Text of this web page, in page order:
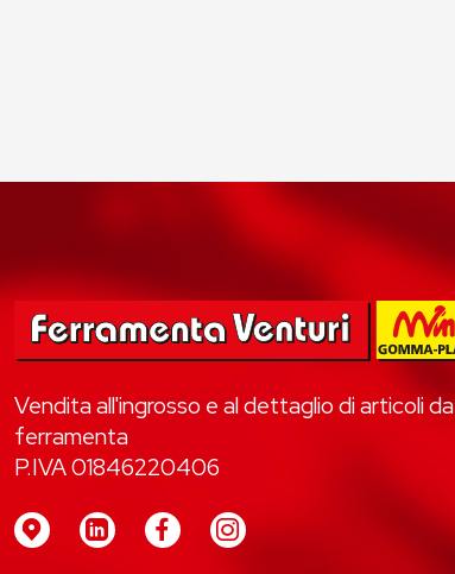
Vendita all'ingrosso e al dettaglio di articoli da
ferramenta
P.IVA 01846220406